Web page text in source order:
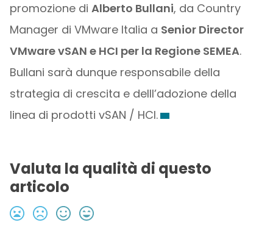
promozione di Alberto Bullani, da Country
Manager di VMware Italia a Senior Director
VMware vSAN e HCI per la Regione SEMEA.
Bullani sarà dunque responsabile della
strategia di crescita e delll’adozione della
linea di prodotti vSAN / HCI.
Valuta la qualità di questo
articolo